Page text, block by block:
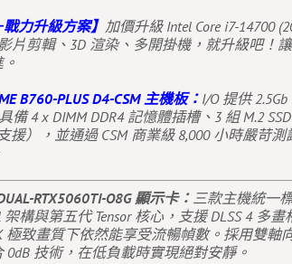
戰力升級方案】 加價升級 Intel Core i7-14700
片剪輯、3D 渲染、多開掛機，就升級吧！
B760-PLUS D4-CSM 主機板： I/O 提供
具備 4 x DIMM DDR4 記憶體插槽、3 組 M.2
支援），並通過 CSM 商業級 8,000 小時嚴苛
RTX5060TI-O8G 顯示卡： 三款主機統一
架構與第五代 Tensor 核心，支援 DLSS 4 多
極致畫質下依然能享受流暢幀數。採用雙軸
0dB 技術，在低負載時實現絕對安靜。